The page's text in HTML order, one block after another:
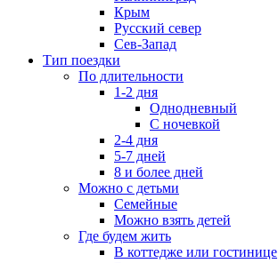
Крым
Русский север
Сев-Запад
Тип поездки
По длительности
1-2 дня
Однодневный
С ночевкой
2-4 дня
5-7 дней
8 и более дней
Можно с детьми
Семейные
Можно взять детей
Где будем жить
В коттедже или гостинице